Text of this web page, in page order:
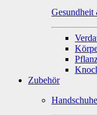
Gesundheit
Zubehör
Handschuhe